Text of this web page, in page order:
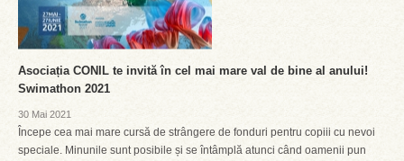
Asociația CONIL te invită în cel mai mare val de bine al anului!
Swimathon 2021
30 Mai 2021
Începe cea mai mare cursă de strângere de fonduri pentru copiii cu nevoi
speciale. Minunile sunt posibile și se întâmplă atunci când oamenii pun